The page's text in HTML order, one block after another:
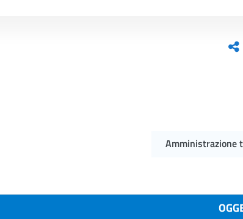
Amministrazione